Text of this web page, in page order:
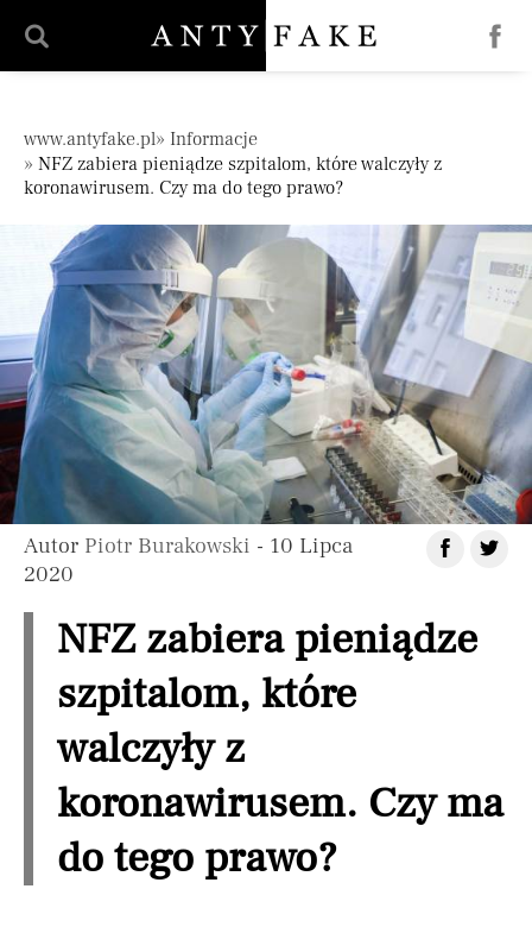
Pomiń nawigację
www.antyfake.pl
Informacje
NFZ zabiera pieniądze szpitalom, które walczyły z
koronawirusem. Czy ma do tego prawo?
Autor Piotr Burakowski - 10 Lipca
2020
NFZ zabiera pieniądze
szpitalom, które
walczyły z
koronawirusem. Czy ma
do tego prawo?